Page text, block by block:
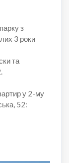
з
3 роки
та
у 2-му
52: